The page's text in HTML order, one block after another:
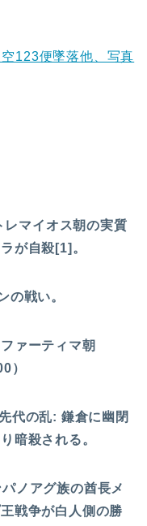
123便墜落他、写真
マイオス朝の実質
が自殺[1]。
の戦い。
ーティマ朝
）
代の乱: 鎌倉に幽閉
暗殺される。
ノアグ族の酋長メ
戦争が白人側の勝